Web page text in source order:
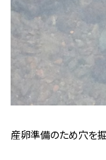
産卵準備のため穴を掘